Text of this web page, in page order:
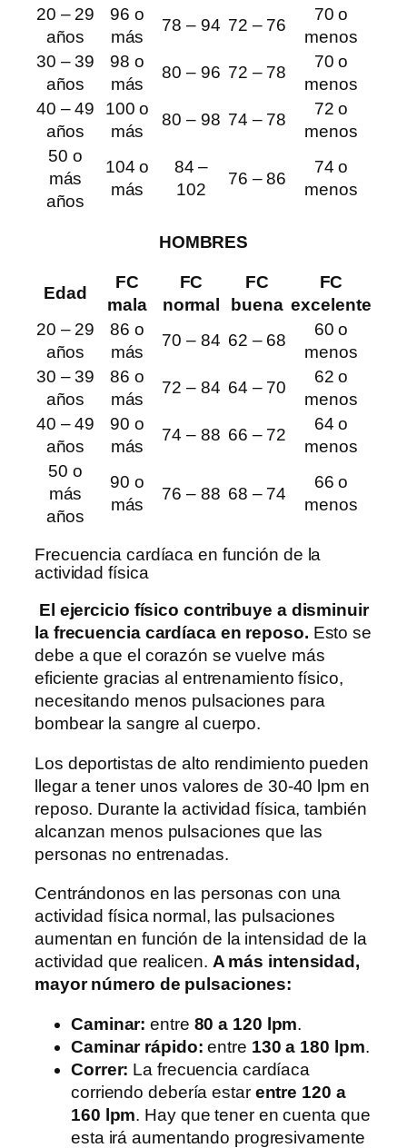
20 – 29
años
96 o
más
78 – 94 72 – 76
70 o
menos
30 – 39
años
98 o
más
80 – 96 72 – 78
70 o
menos
40 – 49
años
100 o
más
80 – 98 74 – 78
72 o
menos
50 o
más
años
104 o
más
84 –
102
76 – 86
74 o
menos
HOMBRES
Edad
FC
mala
FC
normal
FC
buena
FC
excelente
20 – 29
años
86 o
más
70 – 84 62 – 68
60 o
menos
30 – 39
años
86 o
más
72 – 84 64 – 70
62 o
menos
40 – 49
años
90 o
más
74 – 88 66 – 72
64 o
menos
50 o
más
años
90 o
más
76 – 88 68 – 74
66 o
menos
Frecuencia cardíaca en función de la
actividad física
El ejercicio físico contribuye a disminuir
la frecuencia cardíaca en reposo. Esto se
debe a que el corazón se vuelve más
eficiente gracias al entrenamiento físico,
necesitando menos pulsaciones para
bombear la sangre al cuerpo.
Los deportistas de alto rendimiento pueden
llegar a tener unos valores de 30-40 lpm en
reposo. Durante la actividad física, también
alcanzan menos pulsaciones que las
personas no entrenadas.
Centrándonos en las personas con una
actividad física normal, las pulsaciones
aumentan en función de la intensidad de la
actividad que realicen. A más intensidad,
mayor número de pulsaciones:
Caminar: entre 80 a 120 lpm.
Caminar rápido:entre 130 a 180 lpm.
Correr: La frecuencia cardíaca
corriendo debería estar entre 120 a
160 lpm. Hay que tener en cuenta que
esta irá aumentando progresivamente